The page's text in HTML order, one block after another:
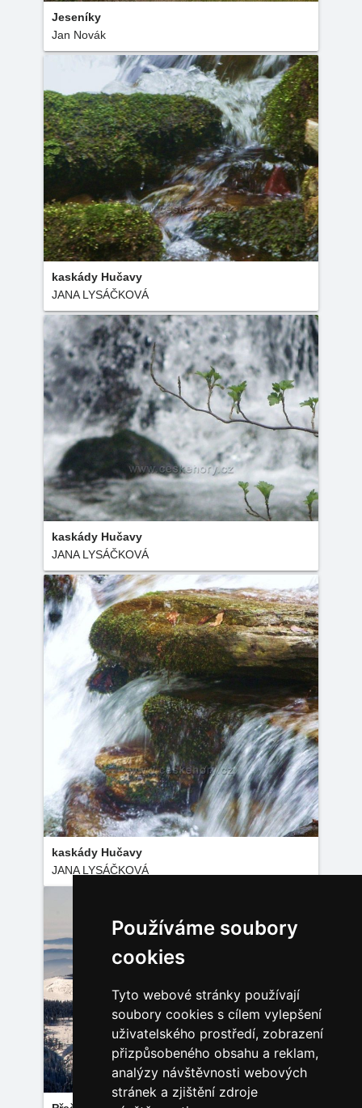
Používáme soubory
cookies
Tyto webové stránky používají
soubory cookies s cílem vylepšení
uživatelského prostředí, zobrazení
přizpůsobeného obsahu a reklam,
analýzy návštěvnosti webových
stránek a zjištění zdroje
Jeseníky
Jan Novák
kaskády Hučavy
JANA LYSÁČKOVÁ
kaskády Hučavy
JANA LYSÁČKOVÁ
kaskády Hučavy
JANA LYSÁČKOVÁ